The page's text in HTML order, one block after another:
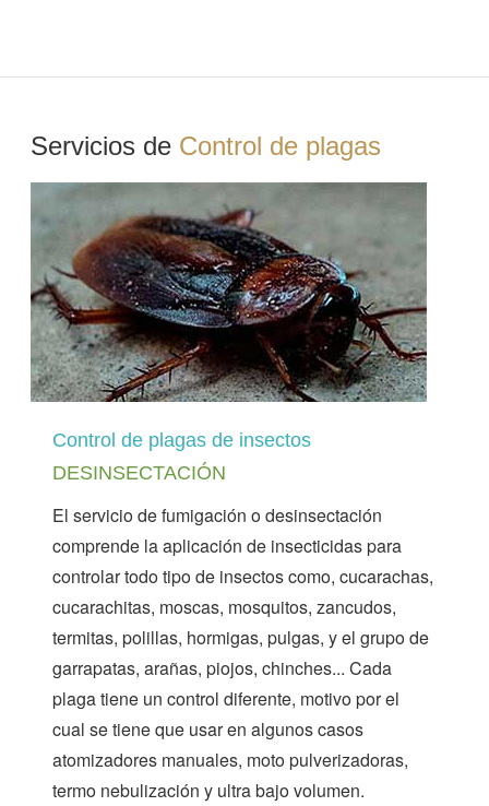
Servicios de Control de plagas
Control de plagas de insectos
DESINSECTACIÓN
El servicio de fumigación o desinsectación
comprende la aplicación de insecticidas para
controlar todo tipo de insectos como, cucarachas,
cucarachitas, moscas, mosquitos, zancudos,
termitas, polillas, hormigas, pulgas, y el grupo de
garrapatas, arañas, piojos, chinches... Cada
plaga tiene un control diferente, motivo por el
cual se tiene que usar en algunos casos
atomizadores manuales, moto pulverizadoras,
termo nebulización y ultra bajo volumen.